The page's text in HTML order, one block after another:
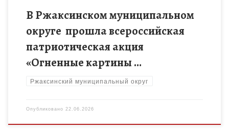
В Ржаксинском муниципальном
округе прошла всероссийская
патриотическая акция
«Огненные картины …
Ржаксинский муниципальный округ
Опубликовано 22.06.2026